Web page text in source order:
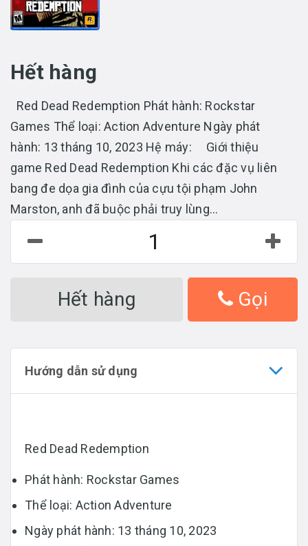
Hết hàng
Red Dead Redemption Phát hành: Rockstar
Games Thể loại: Action Adventure Ngày phát
hành: 13 tháng 10, 2023 Hệ máy: Giới thiệu
game Red Dead Redemption Khi các đặc vụ liên
bang đe dọa gia đình của cựu tội phạm John
Marston, anh đã buộc phải truy lùng...
Hết hàng Gọi
Hướng dẫn sử dụng
Red Dead Redemption
Phát hành: Rockstar Games
Thể loại: Action Adventure
Ngày phát hành: 13 tháng 10, 2023